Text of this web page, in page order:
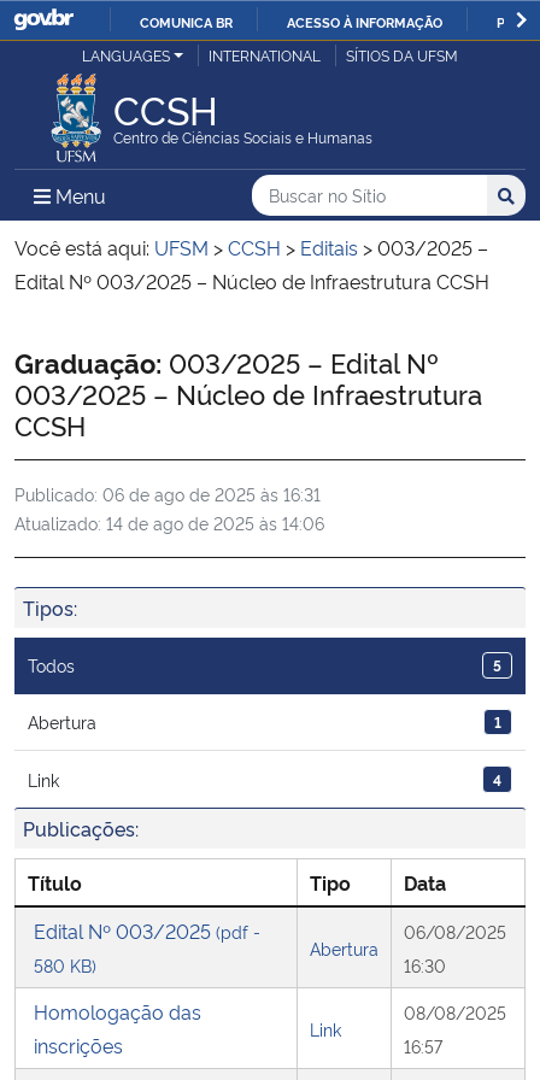
IR
COMUNICA BR ACESSO À INFORMAÇÃO
Ministério da Justiça e Segurança Pública
Ministério da Defesa
Ministério das Relações Exteriores
Ministério da Infraestrutura
Ministério da Agricultura, Pecuária e Abastecimento
Ministério da Educação
Ministério da Cidadania
Ministério da Saúde
Ministério da Ciência, Tecnologia, Inovações e Comunicações
Ministério do Meio Ambiente
Ministério do Turismo
Ministério do Desenvolvimento Regional
Controladoria-Geral da União
Ministério da Mulher, da Família e dos Direitos Humanos
LANGUAGES INTERNATIONAL SÍTIOS DA UFSM
CCSH
Centro de Ciências Sociais e Humanas
Menu Menu Principal do Sítio
Busca
Buscar no no Sítio
Busca:
Você está aqui: UFSM >CCSH > Editais >003/2025 –
Edital Nº 003/2025 – Núcleo de Infraestrutura CCSH
Início do conteúdo
Graduação: 003/2025 – Edital Nº
003/2025 – Núcleo de Infraestrutura
CCSH
Publicado: 06 de ago de 2025 às 16:31
Atualizado: 14 de ago de 2025 às 14:06
Tipos:
Todos 5
Abertura 1
Link 4
Publicações:
Título Tipo
Data
Edital Nº 003/2025 (pdf -
580 KB)
Abertura
06/08/2025
16:30
Homologação das
inscrições
Link
08/08/2025
16:57